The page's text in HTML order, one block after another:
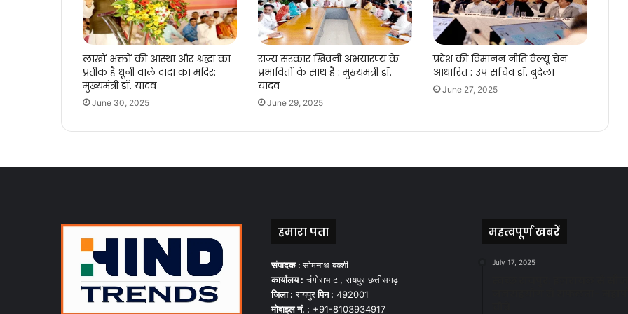
लाखों भक्तों की आस्था और श्रद्धा का
प्रतीक है धूनी वाले दादा का मंदिर:
मुख्यमंत्री डॉ. यादव
June 30, 2025
राज्य सरकार खिवनी अभयारण्य के
प्रभावितों के साथ है : मुख्यमंत्री डॉ.
यादव
June 29, 2025
प्रदेश की विमानन नीति वैल्यू चेन
आधारित : उप सचिव डॉ. बुंदेला
June 27, 2025
हमारा पता
संपादक :सोमनाथ बक्शी
कार्यालय : चंगोराभाटा, रायपुर छत्तीसगढ़
जिला : रायपुरपिन : 492001
मोबाइल नं. : +91-8103934917
महत्वपूर्ण खबरें
July 17, 2025